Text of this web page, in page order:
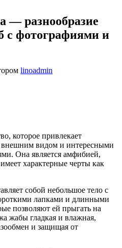
— разнообразие
с фотографиями и
linoadmin
которое привлекает
видом и интересными
Она является амфибией,
характерные черты как
собой небольшое тело с
лапками и длинными
позволяют ей прыгать на
жабы гладкая и влажная,
и защищая от